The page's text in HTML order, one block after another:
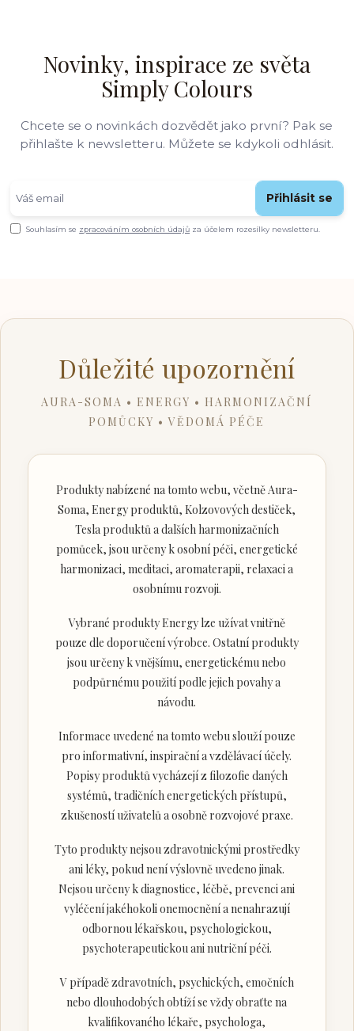
Novinky, inspirace ze světa
Simply Colours
Chcete se o novinkách dozvědět jako první? Pak se
přihlašte k newsletteru. Můžete se kdykoli odhlásit.
Přihlásit se
Souhlasím se zpracováním osobních údajů za účelem rozesílky newsletteru.
Důležité upozornění
AURA-SOMA • ENERGY • HARMONIZAČNÍ
POMŮCKY • VĚDOMÁ PÉČE
Produkty nabízené na tomto webu, včetně Aura-
Soma, Energy produktů, Kolzovových destiček,
Tesla produktů a dalších harmonizačních
pomůcek, jsou určeny k osobní péči, energetické
harmonizaci, meditaci, aromaterapii, relaxaci a
osobnímu rozvoji.
Vybrané produkty Energy lze užívat vnitřně
pouze dle doporučení výrobce. Ostatní produkty
jsou určeny k vnějšímu, energetickému nebo
podpůrnému použití podle jejich povahy a
návodu.
Informace uvedené na tomto webu slouží pouze
pro informativní, inspirační a vzdělávací účely.
Popisy produktů vycházejí z filozofie daných
systémů, tradičních energetických přístupů,
zkušeností uživatelů a osobně rozvojové praxe.
Tyto produkty nejsou zdravotnickými prostředky
ani léky, pokud není výslovně uvedeno jinak.
Nejsou určeny k diagnostice, léčbě, prevenci ani
vyléčení jakéhokoli onemocnění a nenahrazují
odbornou lékařskou, psychologickou,
psychoterapeutickou ani nutriční péči.
V případě zdravotních, psychických, emočních
nebo dlouhodobých obtíží se vždy obraťte na
kvalifikovaného lékaře, psychologa,